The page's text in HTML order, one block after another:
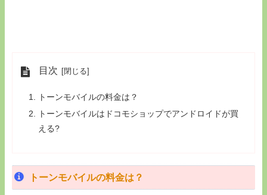
目次
トーンモバイルの料金は？
トーンモバイルはドコモショップでアンドロイドが買
える?
トーンモバイルの料金は？